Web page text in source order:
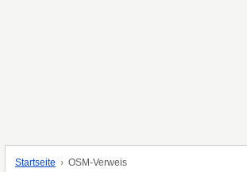
Startseite OSM-Verweis